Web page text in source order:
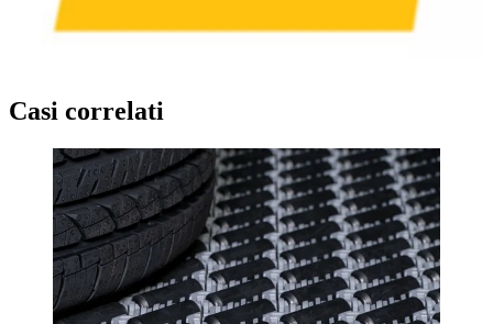
Casi correlati